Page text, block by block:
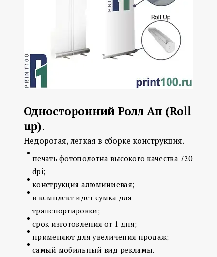
Односторонний Ролл Ап (Roll
up).
Недорогая, легкая в сборке конструкция.
печать фотополотна высокого качества 720
dpi;
конструкция алюминиевая;
в комплект идет сумка для
транспортировки;
срок изготовления от 1 дня;
применяют для увеличения продаж;
самый мобильный вид рекламы.